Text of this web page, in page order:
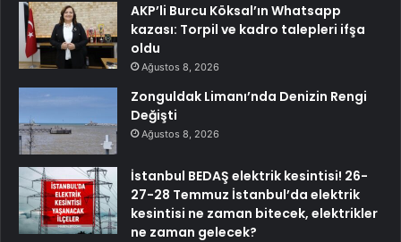
AKP’li Burcu Köksal’ın Whatsapp
kazası: Torpil ve kadro talepleri ifşa
oldu
Ağustos 8, 2026
Zonguldak Limanı’nda Denizin Rengi
Değişti
Ağustos 8, 2026
İstanbul BEDAŞ elektrik kesintisi! 26-
27-28 Temmuz İstanbul’da elektrik
kesintisi ne zaman bitecek, elektrikler
ne zaman gelecek?